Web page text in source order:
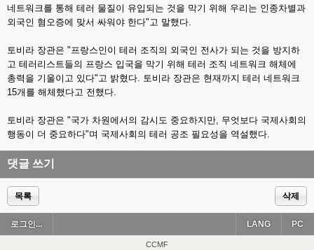
네트워크를 통해 테러 물질이 유입되는 것을 막기 위해 우리는 인종차별과
외국인 혐오증에 맞서 싸워야 한다"고 말했다.
토비라 장관은 "프랑스인이 테러 조직의 외국인 전사가 되는 것을 방지하
고 테러리스트들의 프랑스 입국을 막기 위해 테러 조직 네트워크 해체에
총력을 기울이고 있다"고 밝혔다. 토비라 장관은 현재까지 테러 네트워크
15개를 해체했다고 전했다.
토비라 장관은 "국가 차원에서의 감시도 중요하지만, 무엇보다 국제사회의
행동이 더 중요하다"며 국제사회의 테러 공조 필요성을 역설했다.
댓글 쓰기
목록 삭제
로그인... PC
LANG
CCMF